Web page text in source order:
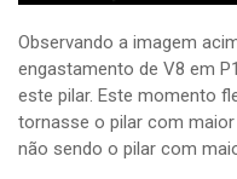
Observando a imagem
engastamento de V8 em
este pilar. Este momento
tornasse o pilar com
não sendo o pilar com